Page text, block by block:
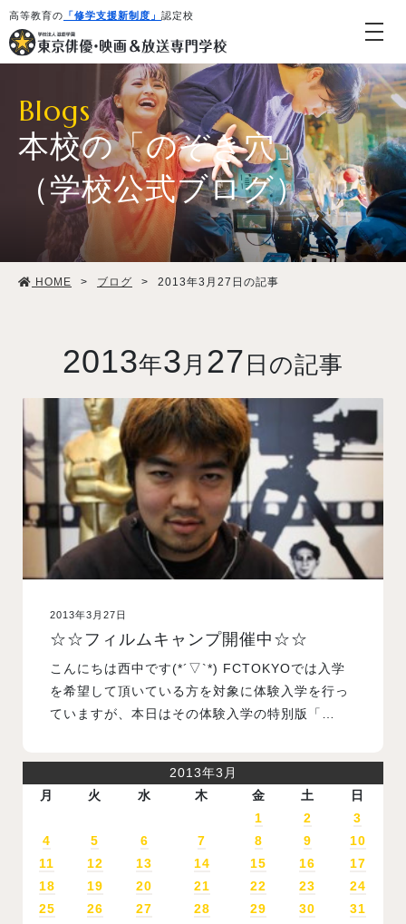
高等教育の 「修学支援新制度」 認定校
学校紹介・教育システム
学生生活
就職・デビュー
入試案内
学校情報
オープンキャンパス
訪問者別メニュー
Blogs
本校の「のぞき穴」
（学校公式ブログ）
HOME > ブログ > 2013年3月27日の記事
2013年3 月 27 日の記事
2013年3月27日
☆☆フィルムキャンプ開催中☆☆
こんにちは西中です(*´▽`*) FCTOKYOでは入学
を希望して頂いている方を対象に体験入学を行っ
ていますが、本日はその体験入学の特別版「…
2013年3月
月
火 水 木 金 土 日
1 2
3
4
5 6 7 8 9
10
11
12 13 14 15 16
17
18
19 20 21 22 23
24
25
26 27 28 29 30 31